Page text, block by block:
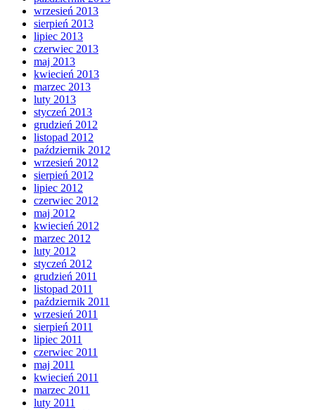
wrzesień 2013
sierpień 2013
lipiec 2013
czerwiec 2013
maj 2013
kwiecień 2013
marzec 2013
luty 2013
styczeń 2013
grudzień 2012
listopad 2012
październik 2012
wrzesień 2012
sierpień 2012
lipiec 2012
czerwiec 2012
maj 2012
kwiecień 2012
marzec 2012
luty 2012
styczeń 2012
grudzień 2011
listopad 2011
październik 2011
wrzesień 2011
sierpień 2011
lipiec 2011
czerwiec 2011
maj 2011
kwiecień 2011
marzec 2011
luty 2011